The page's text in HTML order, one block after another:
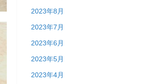
2023年8月
2023年7月
2023年6月
2023年5月
2023年4月